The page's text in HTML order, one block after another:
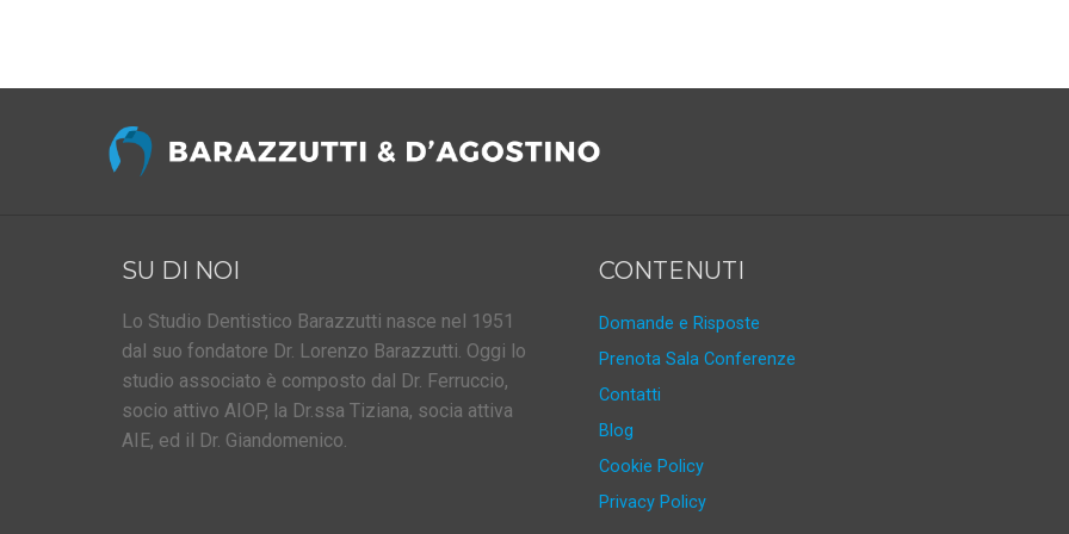
SU DI NOI
Lo Studio Dentistico Barazzutti nasce nel 1951
dal suo fondatore Dr. Lorenzo Barazzutti. Oggi lo
studio associato è composto dal Dr. Ferruccio,
socio attivo AIOP, la Dr.ssa Tiziana, socia attiva
AIE, ed il Dr. Giandomenico.
CONTENUTI
Domande e Risposte
Prenota Sala Conferenze
Contatti
Blog
Cookie Policy
Privacy Policy